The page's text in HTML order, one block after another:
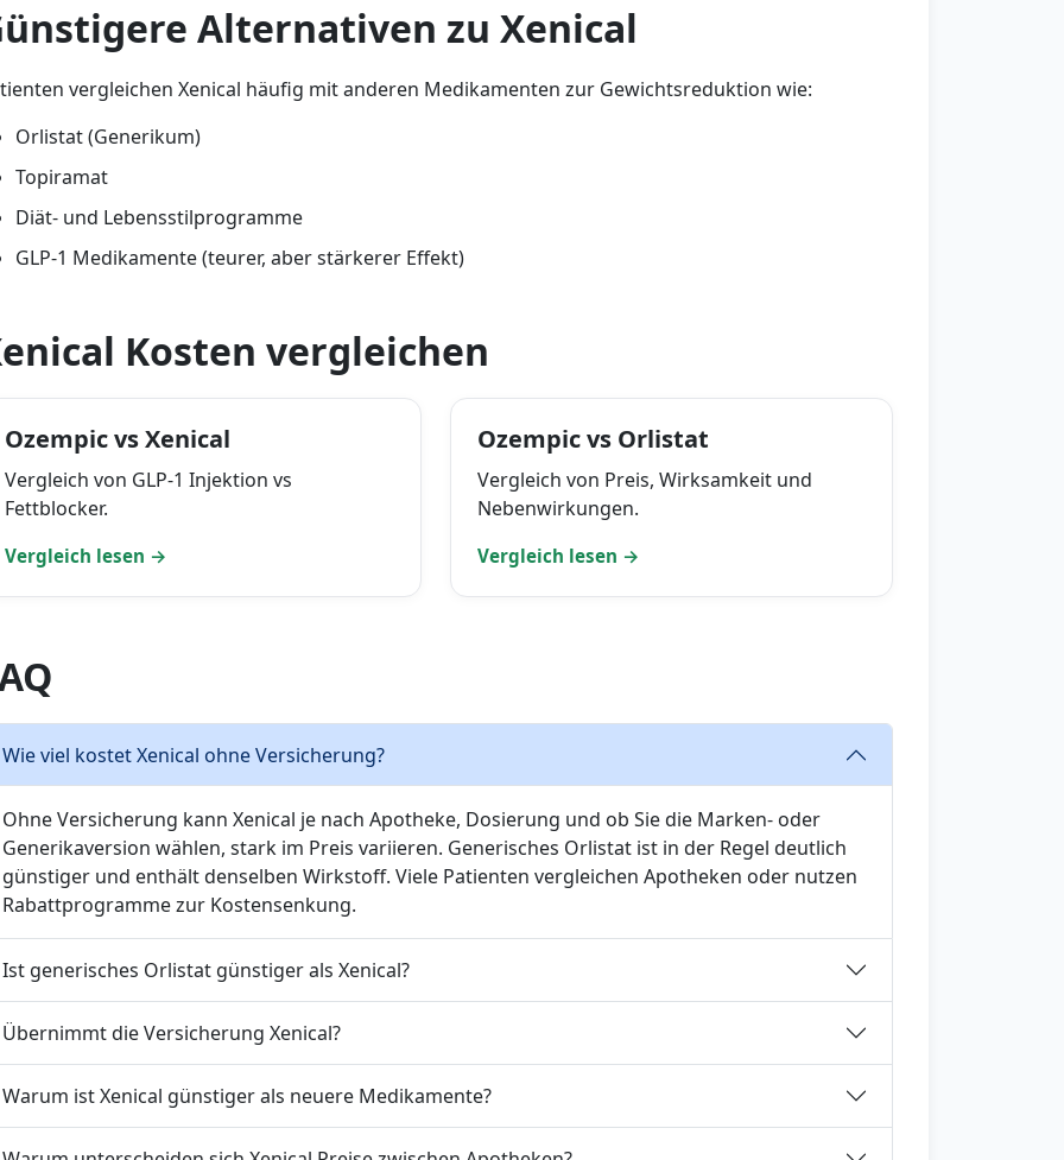
Alternativen zu Xenical
vergleichen Xenical häufig mit anderen Medikamenten zur Gewichtsreduktion wie:
Orlistat (Generikum)
Topiramat
Diät- und Lebensstilprogramme
GLP-1 Medikamente (teurer, aber stärkerer Effekt)
Kosten vergleichen
Ozempic vs Xenical
Vergleich von GLP-1 Injektion vs
Fettblocker.
Vergleich lesen →
Ozempic vs Orlistat
Vergleich von Preis, Wirksamkeit und
Nebenwirkungen.
Vergleich lesen →
Wie viel kostet Xenical ohne Versicherung?
Ohne Versicherung kann Xenical je nach Apotheke, Dosierung und ob Sie die Marken- oder
Generikaversion wählen, stark im Preis variieren. Generisches Orlistat ist in der Regel deutlich
günstiger und enthält denselben Wirkstoff. Viele Patienten vergleichen Apotheken oder nutzen
Rabattprogramme zur Kostensenkung.
Ist generisches Orlistat günstiger als Xenical?
Übernimmt die Versicherung Xenical?
Warum ist Xenical günstiger als neuere Medikamente?